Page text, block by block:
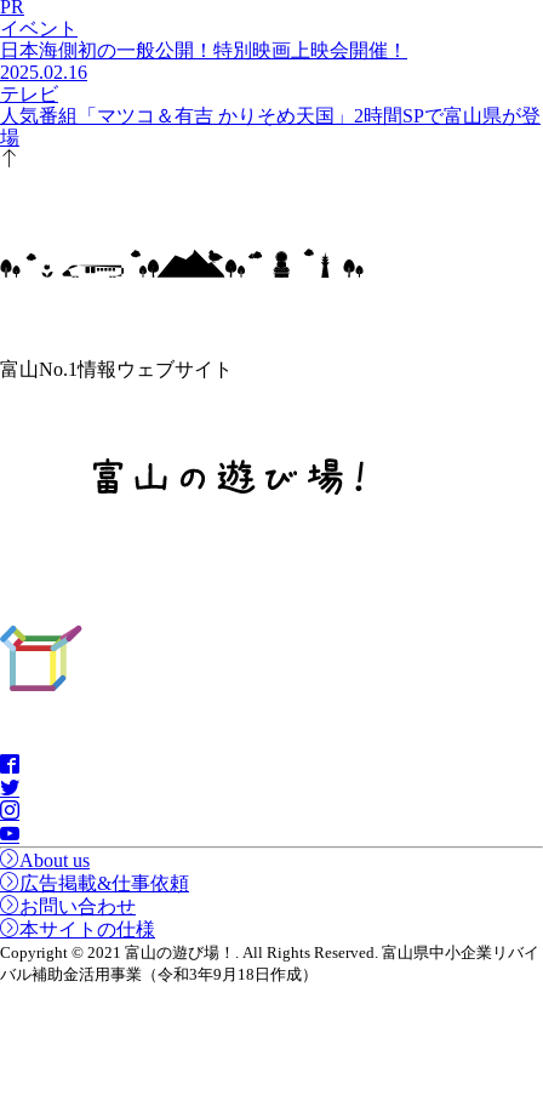
PR
イベント
日本海側初の一般公開！特別映画上映会開催！
2025.02.16
テレビ
人気番組「マツコ＆有吉 かりそめ天国」2時間SPで富山県が登
場
富山No.1情報ウェブサイト
About us
広告掲載&仕事依頼
お問い合わせ
本サイトの仕様
Copyright © 2021 富山の遊び場！. All Rights Reserved. 富山県中小企業リバイ
バル補助金活用事業（令和3年9月18日作成）